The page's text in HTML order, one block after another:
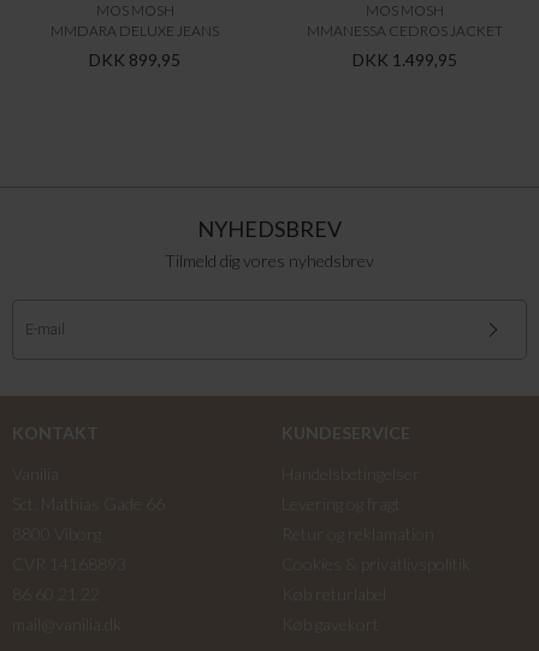
MOS MOSH
MMDARA DELUXE JEANS
DKK 899,95
MOS MOSH
MMANESSA CEDROS JACKET
DKK 1.499,95
NYHEDSBREV
Tilmeld dig vores nyhedsbrev
KONTAKT
KUNDESERVICE